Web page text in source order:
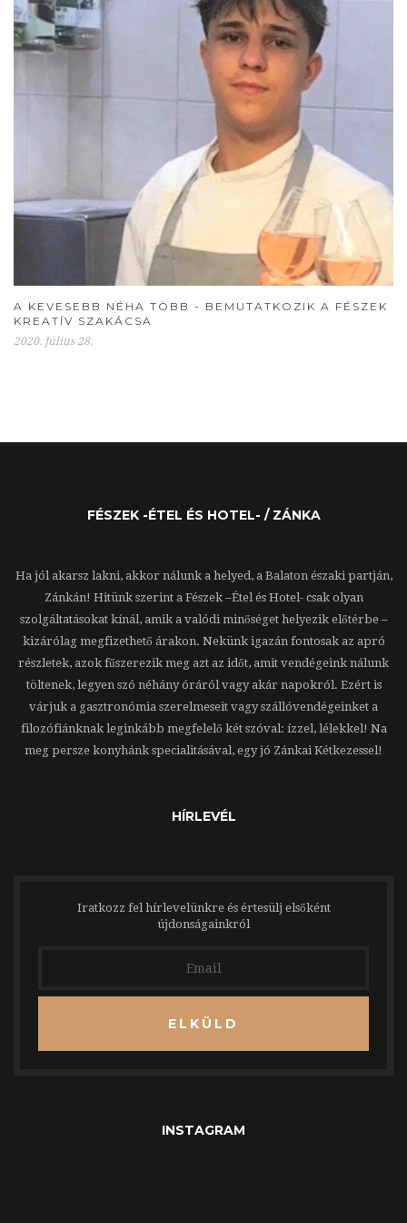
A KEVESEBB NÉHA TÖBB - BEMUTATKOZIK A FÉSZEK
KREATÍV SZAKÁCSA
2020. Július 28.
FÉSZEK -ÉTEL ÉS HOTEL- / ZÁNKA
Ha jól akarsz lakni, akkor nálunk a helyed, a Balaton északi partján,
Zánkán! Hitünk szerint a Fészek –Étel és Hotel- csak olyan
szolgáltatásokat kínál, amik a valódi minőséget helyezik előtérbe –
kizárólag megfizethető árakon. Nekünk igazán fontosak az apró
részletek, azok fűszerezik meg azt az időt, amit vendégeink nálunk
töltenek, legyen szó néhány óráról vagy akár napokról. Ezért is
várjuk a gasztronómia szerelmeseit vagy szállóvendégeinket a
filozófiánknak leginkább megfelelő két szóval: ízzel, lélekkel! Na
meg persze konyhánk specialitásával, egy jó Zánkai Kétkezessel!
HÍRLEVÉL
Iratkozz fel hírlevelünkre és értesülj elsőként
újdonságainkról
ELKÜLD
INSTAGRAM